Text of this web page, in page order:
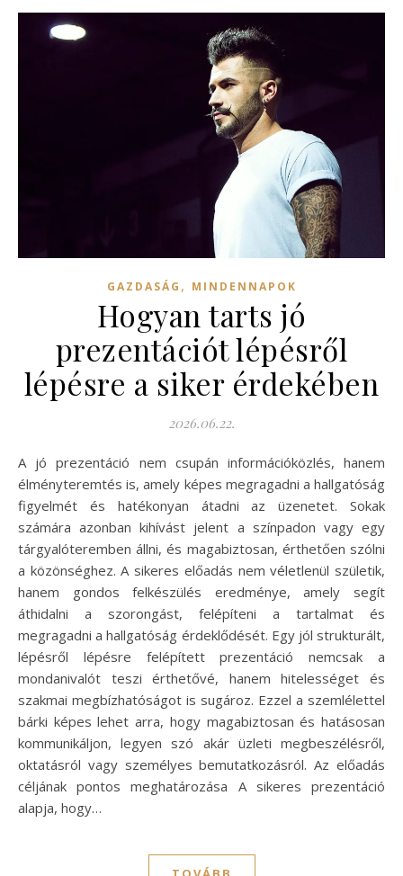
GAZDASÁG , MINDENNAPOK
Hogyan tarts jó
prezentációt lépésről
lépésre a siker érdekében
2026.06.22.
A jó prezentáció nem csupán információközlés, hanem
élményteremtés is, amely képes megragadni a hallgatóság
figyelmét és hatékonyan átadni az üzenetet. Sokak
számára azonban kihívást jelent a színpadon vagy egy
tárgyalóteremben állni, és magabiztosan, érthetően szólni
a közönséghez. A sikeres előadás nem véletlenül születik,
hanem gondos felkészülés eredménye, amely segít
áthidalni a szorongást, felépíteni a tartalmat és
megragadni a hallgatóság érdeklődését. Egy jól strukturált,
lépésről lépésre felépített prezentáció nemcsak a
mondanivalót teszi érthetővé, hanem hitelességet és
szakmai megbízhatóságot is sugároz. Ezzel a szemlélettel
bárki képes lehet arra, hogy magabiztosan és hatásosan
kommunikáljon, legyen szó akár üzleti megbeszélésről,
oktatásról vagy személyes bemutatkozásról. Az előadás
céljának pontos meghatározása A sikeres prezentáció
alapja, hogy…